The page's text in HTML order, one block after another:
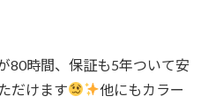
80時間、保証も5年ついて安
だけます
他にもカラー